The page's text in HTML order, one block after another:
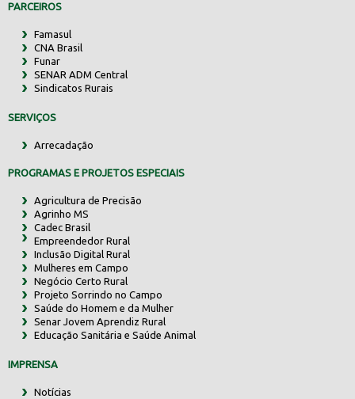
PARCEIROS
Famasul
CNA Brasil
Funar
SENAR ADM Central
Sindicatos Rurais
SERVIÇOS
Arrecadação
PROGRAMAS E PROJETOS ESPECIAIS
Agricultura de Precisão
Agrinho MS
Cadec Brasil
Empreendedor Rural
Inclusão Digital Rural
Mulheres em Campo
Negócio Certo Rural
Projeto Sorrindo no Campo
Saúde do Homem e da Mulher
Senar Jovem Aprendiz Rural
Educação Sanitária e Saúde Animal
IMPRENSA
Notícias